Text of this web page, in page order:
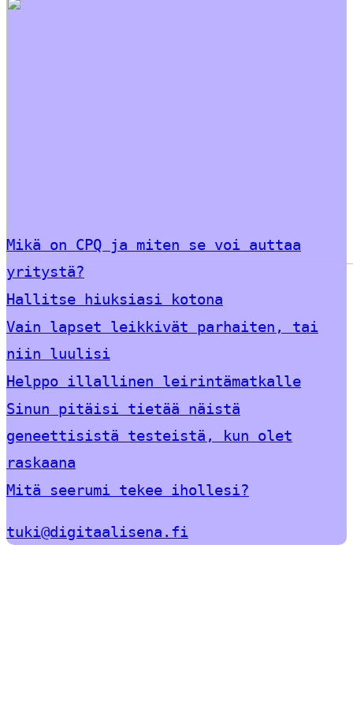
Mikä on CPQ ja miten se voi auttaa
yritystä?
Hallitse hiuksiasi kotona
Vain lapset leikkivät parhaiten, tai
niin luulisi
Helppo illallinen leirintämatkalle
Sinun pitäisi tietää näistä
geneettisistä testeistä, kun olet
raskaana
Mitä seerumi tekee ihollesi?
tuki@digitaalisena.fi